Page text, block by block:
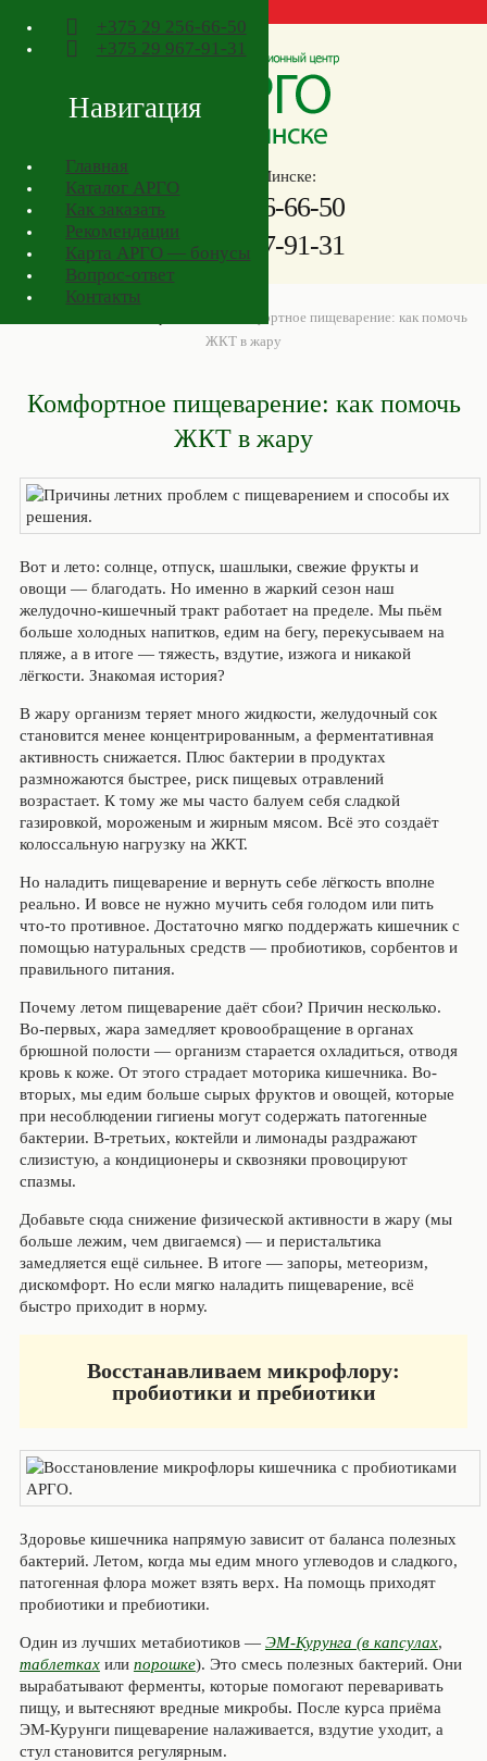
+375 29 256-66-50
+375 29 967-91-31
Навигация
Главная
Каталог АРГО
Как заказать
Рекомендации
Карта АРГО — бонусы
Вопрос-ответ
Контакты
Телефоны в Минске:
+375
29 256-66-50
+37529 967-91-31
Комфортное пищеварение: как помочь
ЖКТ в жару
Комфортное пищеварение: как помочь
ЖКТ в жару
Вот и лето: солнце, отпуск, шашлыки, свежие фрукты и
овощи — благодать. Но именно в жаркий сезон наш
желудочно-кишечный тракт работает на пределе. Мы пьём
больше холодных напитков, едим на бегу, перекусываем на
пляже, а в итоге — тяжесть, вздутие, изжога и никакой
лёгкости. Знакомая история?
В жару организм теряет много жидкости, желудочный сок
становится менее концентрированным, а ферментативная
активность снижается. Плюс бактерии в продуктах
размножаются быстрее, риск пищевых отравлений
возрастает. К тому же мы часто балуем себя сладкой
газировкой, мороженым и жирным мясом. Всё это создаёт
колоссальную нагрузку на ЖКТ.
Но наладить пищеварение и вернуть себе лёгкость вполне
реально. И вовсе не нужно мучить себя голодом или пить
что-то противное. Достаточно мягко поддержать кишечник с
помощью натуральных средств — пробиотиков, сорбентов и
правильного питания.
Почему летом пищеварение даёт сбои? Причин несколько.
Во-первых, жара замедляет кровообращение в органах
брюшной полости — организм старается охладиться, отводя
кровь к коже. От этого страдает моторика кишечника. Во-
вторых, мы едим больше сырых фруктов и овощей, которые
при несоблюдении гигиены могут содержать патогенные
бактерии. В-третьих, коктейли и лимонады раздражают
слизистую, а кондиционеры и сквозняки провоцируют
спазмы.
Добавьте сюда снижение физической активности в жару (мы
больше лежим, чем двигаемся) — и перистальтика
замедляется ещё сильнее. В итоге — запоры, метеоризм,
дискомфорт. Но если мягко наладить пищеварение, всё
быстро приходит в норму.
Восстанавливаем микрофлору:
пробиотики и пребиотики
Здоровье кишечника напрямую зависит от баланса полезных
бактерий. Летом, когда мы едим много углеводов и сладкого,
патогенная флора может взять верх. На помощь приходят
пробиотики и пребиотики.
Один из лучших метабиотиков — ЭМ-Курунга (в капсулах,
таблеткахили порошке). Это смесь полезных бактерий. Они
вырабатывают ферменты, которые помогают переваривать
пищу, и вытесняют вредные микробы. После курса приёма
ЭМ-Курунги пищеварение налаживается, вздутие уходит, а
стул становится регулярным.